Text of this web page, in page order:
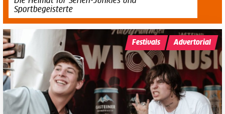
Sportbegeisterte
Festivals Advertorial